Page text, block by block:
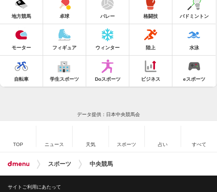
地方競馬 卓球 バレー 格闘技 バドミントン
モーター フィギュア ウィンター 陸上 水泳
自転車 学生スポーツ Doスポーツ ビジネス eスポーツ
データ提供：日本中央競馬会
TOP ニュース 天気 スポーツ 占い すべて
スポーツ 中央競馬
サイトご利用にあたって